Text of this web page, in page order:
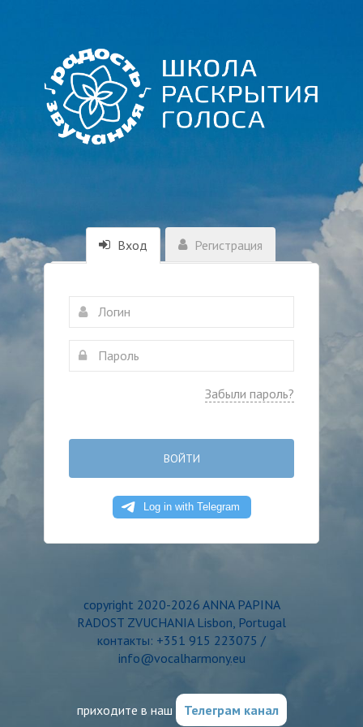
Вход Регистрация
Забыли пароль?
ВОЙТИ
copyright 2020-2026 ANNA PAPINA
RADOST ZVUCHANIA Lisbon, Portugal
контакты: +351 915 223075 /
info@vocalharmony.eu
приходите в наш Телеграм канал